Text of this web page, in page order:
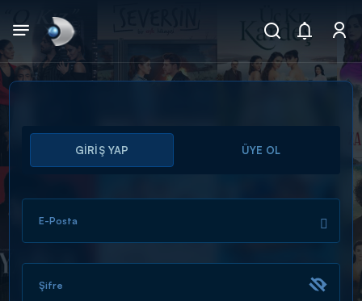
Arama
ARAMA SONUÇLARI
GİRİŞ YAP ÜYE OL
E-Posta
Şifre